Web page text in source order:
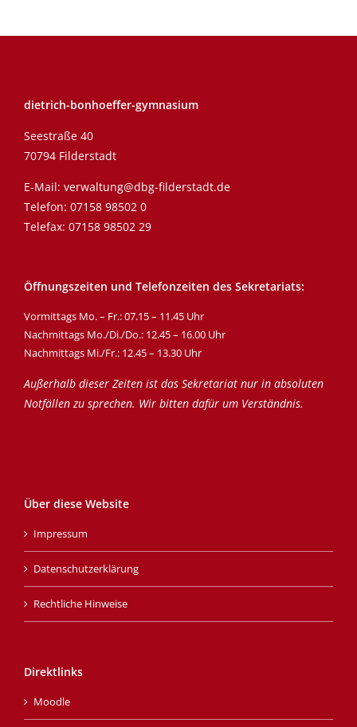
dietrich-bonhoeffer-gymnasium
Seestraße 40
70794 Filderstadt
E-Mail: verwaltung@dbg-filderstadt.de
Telefon: 07158 98502 0
Telefax: 07158 98502 29
Öffnungszeiten und Telefonzeiten des Sekretariats:
Vormittags Mo. – Fr.: 07.15 – 11.45 Uhr
Nachmittags Mo./Di./Do.: 12.45 – 16.00 Uhr
Nachmittags Mi./Fr.: 12.45 – 13.30 Uhr
Außerhalb dieser Zeiten ist das Sekretariat nur in absoluten
Notfällen zu sprechen. Wir bitten dafür um Verständnis.
Über diese Website
Impressum
Datenschutzerklärung
Rechtliche Hinweise
Direktlinks
Moodle